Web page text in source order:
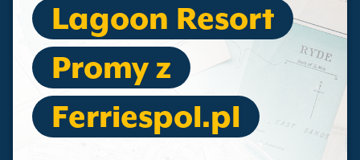
Lagoon Resort
Promy z
Ferriespol.pl